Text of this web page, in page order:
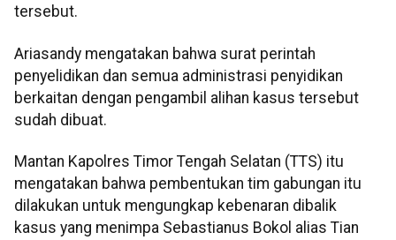
tersebut.
Ariasandy mengatakan bahwa surat perintah
penyelidikan dan semua administrasi penyidikan
berkaitan dengan pengambil alihan kasus tersebut
sudah dibuat.
Mantan Kapolres Timor Tengah Selatan (TTS) itu
mengatakan bahwa pembentukan tim gabungan itu
dilakukan untuk mengungkap kebenaran dibalik
kasus yang menimpa Sebastianus Bokol alias Tian